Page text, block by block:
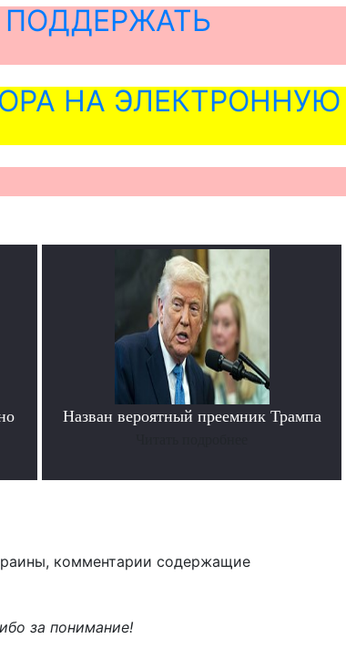
НА ЭЛЕКТРОННУЮ
Назван вероятный преемник Трампа
комментарии содержащие
за понимание!